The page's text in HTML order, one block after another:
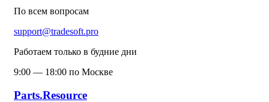
По всем вопросам
support@tradesoft.pro
Работаем только в будние дни
9:00 — 18:00 по Москве
Parts.Resource